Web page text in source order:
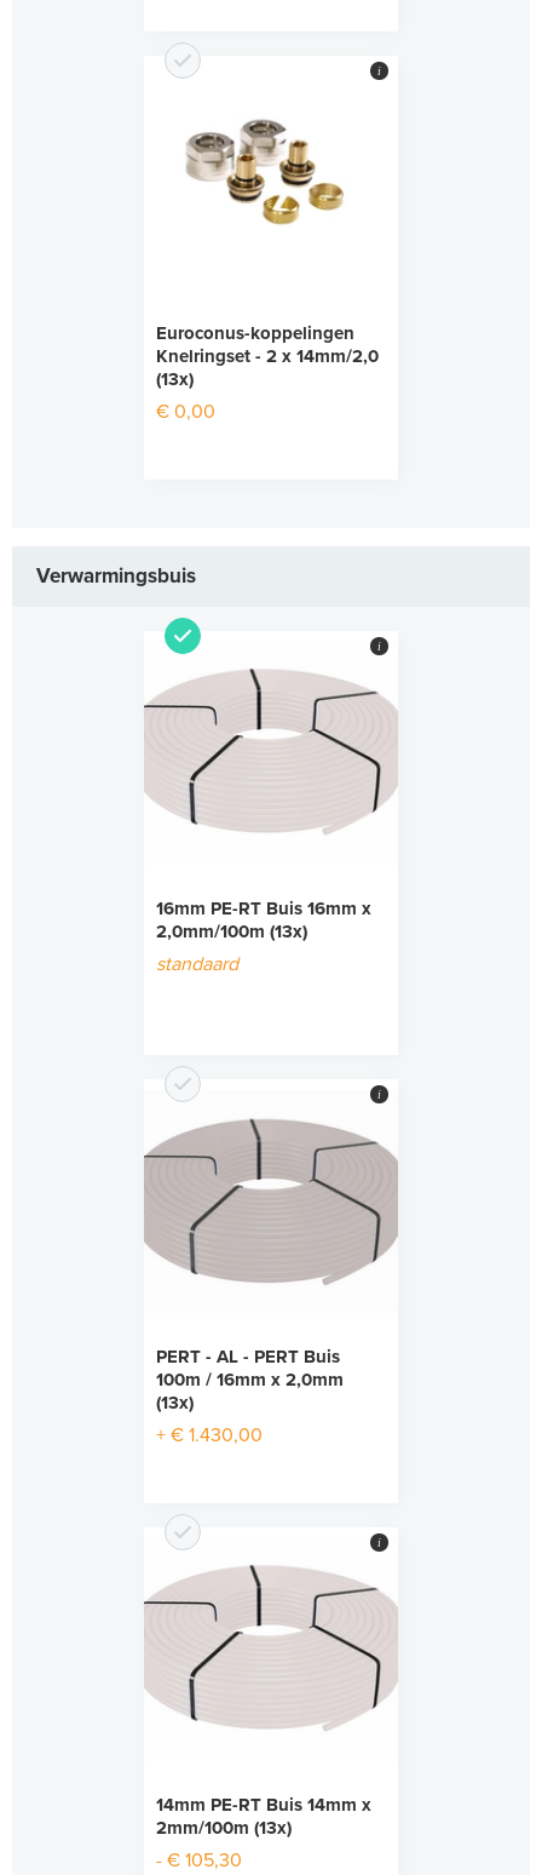
Euroconus-koppelingen
Knelringset - 2 x 14mm/2,0
(13x)
€ 0,00
i
Verwarmingsbuis
16mm PE-RT Buis 16mm x
2,0mm/100m (13x)
standaard
i
PERT - AL - PERT Buis
100m / 16mm x 2,0mm
(13x)
+ € 1.430,00
i
14mm PE-RT Buis 14mm x
2mm/100m (13x)
- € 105,30
i